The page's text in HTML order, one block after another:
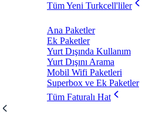
Tüm Yeni Turkcell'liler
Ana Paketler
Ek Paketler
Yurt Dışında Kullanım
Yurt Dışını Arama
Mobil Wifi Paketleri
Superbox ve Ek Paketler
Tüm Faturalı Hat